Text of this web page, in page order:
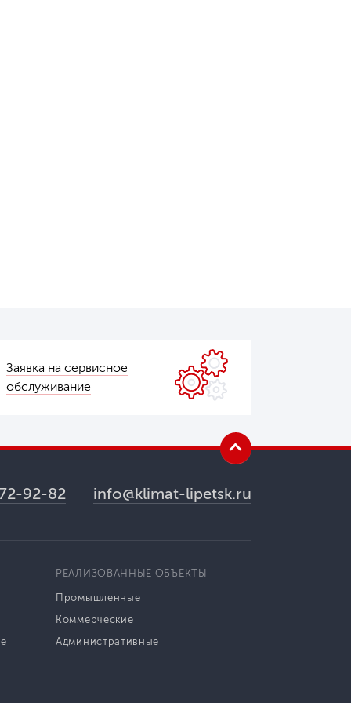
Заявка на сервисное
обслуживание
92-82 info@klimat-lipetsk.ru
РЕАЛИЗОВАННЫЕ ОБЪЕКТЫ
Промышленные
Коммерческие
Административные